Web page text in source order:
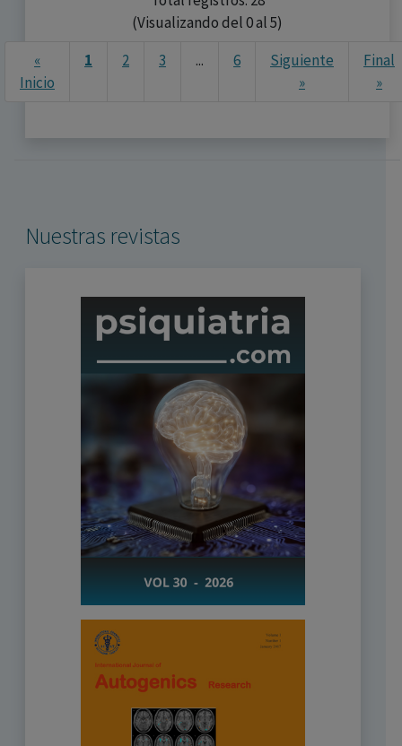
(Visualizando del 0 al 5)
«
Inicio
1 2 3 ... 6
Siguiente
»
Final
»
Nuestras revistas